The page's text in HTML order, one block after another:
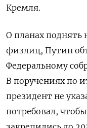
Кремля.
О планах поднять
физлиц, Путин
Федеральному
В поручениях по
президент не
потребовал,